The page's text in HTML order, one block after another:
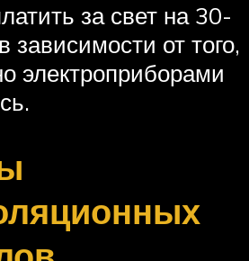
за свет на 30-
от того,
электроприборами